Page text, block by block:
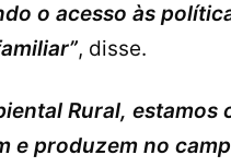
o acesso às
, disse.
Rural, estamos
e produzem no